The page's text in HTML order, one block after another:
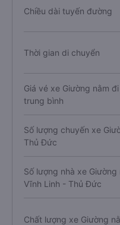
Chiều dài tuyến đường
Thời gian di chuyển
Giá vé xe Giường nằm
trung bình
Số lượng chuyến xe
Thủ Đức
Số lượng nhà xe Giường
Vĩnh Linh - Thủ Đức
Chất lượng xe Giường